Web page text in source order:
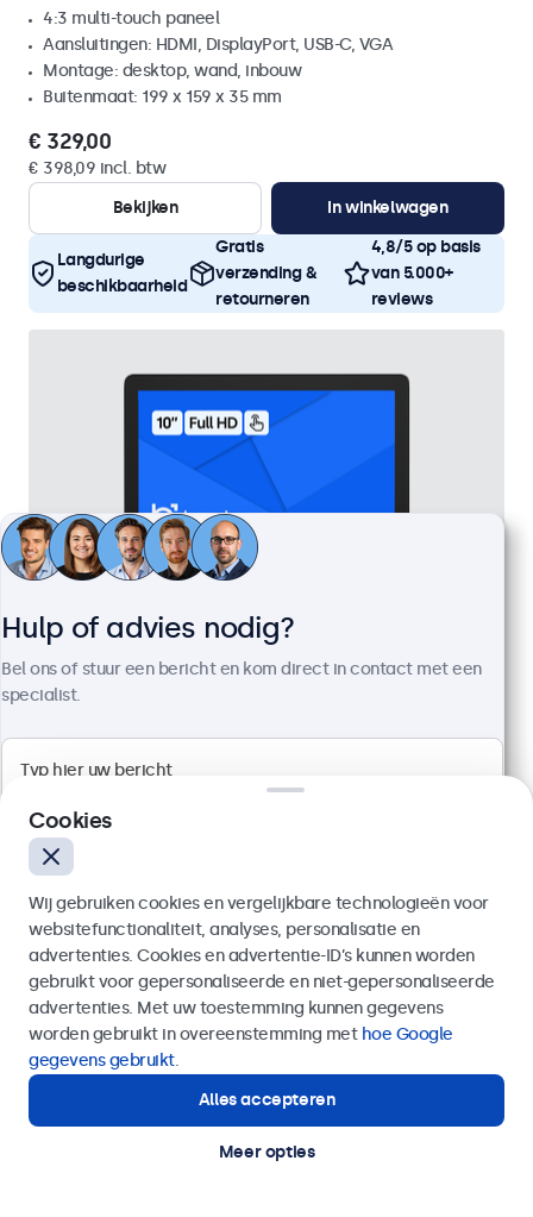
4:3 multi-touch paneel
Aansluitingen: HDMI, DisplayPort, USB-C, VGA
Montage: desktop, wand, inbouw
Buitenmaat: 199 x 159 x 35 mm
€ 329,00
€ 398,09 incl. btw
Bekijken
In winkelwagen
Langdurige
beschikbaarheid
Gratis
verzending &
retourneren
4,8/5 op basis
van 5.000+
reviews
10 Inch Touchscreen
100+ stuks beschikbaar
Full HD multi-touch paneel
Aansluitingen: HDMI, DisplayPort, USB-C, VGA
Montage: desktop, wand
Buitenmaat: 242 x 169 x 34 mm
€ 349,00
€ 422,29 incl. btw
Bekijken
In winkelwagen
Hulp of advies nodig?
Bel ons of stuur een bericht en kom direct in contact met een
specialist.
Verzenden
Of bel ons op
Hulp of advies nodig?
Direct contact met een specialist.
Cookies
Wij gebruiken cookies en vergelijkbare technologieën voor
websitefunctionaliteit, analyses, personalisatie en
advertenties. Cookies en advertentie-ID’s kunnen worden
gebruikt voor gepersonaliseerde en niet-gepersonaliseerde
advertenties. Met uw toestemming kunnen gegevens
worden gebruikt in overeenstemming met hoe Google
gegevens gebruikt.
Alles accepteren
Meer opties